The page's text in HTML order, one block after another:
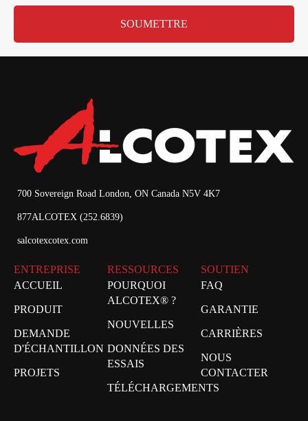
SOUMETTRE
700 Sovereign Road London, ON Canada N5V 4K7
877ALCOTEX (252.6839)
salcotexcotex.com
ENTREPRISE
ACCUEIL
PRODUIT
DEMANDE
D'ÉCHANTILLON
PROJETS
RESSOURCES
POURQUOI
ALCOTEX® ?
NOUVELLES
DONNÉES DES
ESSAIS
TÉLÉCHARGEMENTS
SOUTIEN
FAQ
GARANTIE
CARRIÈRES
NOUS
CONTACTER